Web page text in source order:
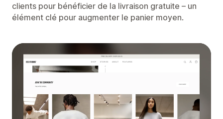
clients pour bénéficier de la livraison gratuite – un
élément clé pour augmenter le panier moyen.